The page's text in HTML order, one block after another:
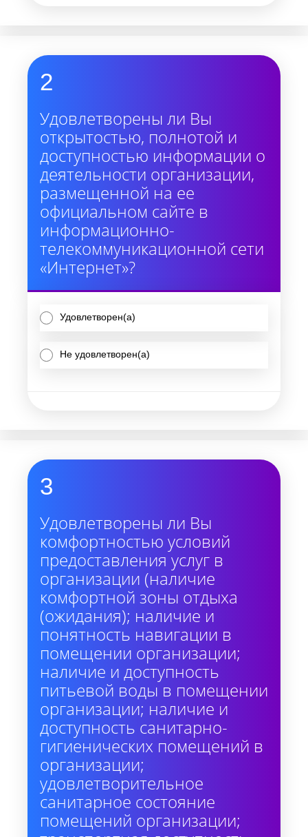
2
Удовлетворены ли Вы
открытостью, полнотой и
доступностью информации о
деятельности организации,
размещенной на ее
официальном сайте в
информационно-
телекоммуникационной сети
«Интернет»?
Удовлетворен(а)
Не удовлетворен(а)
3
Удовлетворены ли Вы
комфортностью условий
предоставления услуг в
организации (наличие
комфортной зоны отдыха
(ожидания); наличие и
понятность навигации в
помещении организации;
наличие и доступность
питьевой воды в помещении
организации; наличие и
доступность санитарно-
гигиенических помещений в
организации;
удовлетворительное
санитарное состояние
помещений организации;